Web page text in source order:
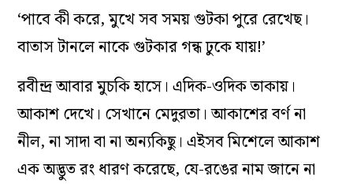
‘পাবে কী করে, মুখে সব সময় গুটকা পুরে রেখেছ।
বাতাস টানলে নাকে গুটকার গন্ধ ঢুকে যায়!’
রবীন্দ্র আবার মুচকি হাসে। এদিক-ওদিক তাকায়।
আকাশ দেখে। সেখানে মেদুরতা। আকাশের বর্ণ না
নীল, না সাদা বা না অন্যকিছু। এইসব মিশেলে আকাশ
এক অদ্ভুত রং ধারণ করেছে, যে-রঙের নাম জানে না